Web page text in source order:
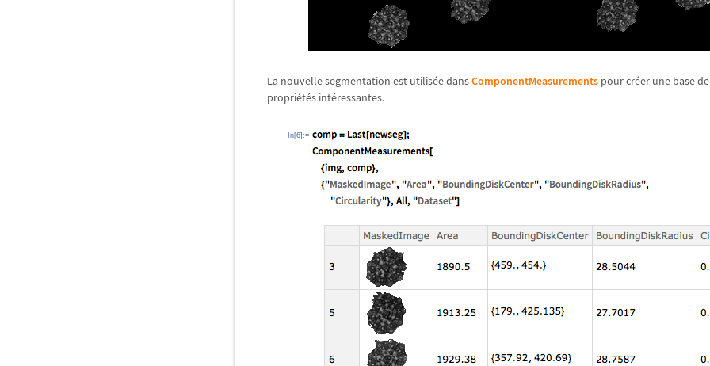
La nouvelle segmentation est utilisée dansComponentMeasurements pour créer une base
propriétés intéressantes.
In[6]:=